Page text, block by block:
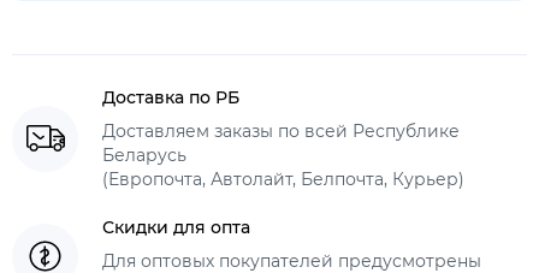
Доставка по РБ
Доставляем заказы по всей Республике
Беларусь
(Европочта, Автолайт, Белпочта, Курьер)
Скидки для опта
Для оптовых покупателей предусмотрены